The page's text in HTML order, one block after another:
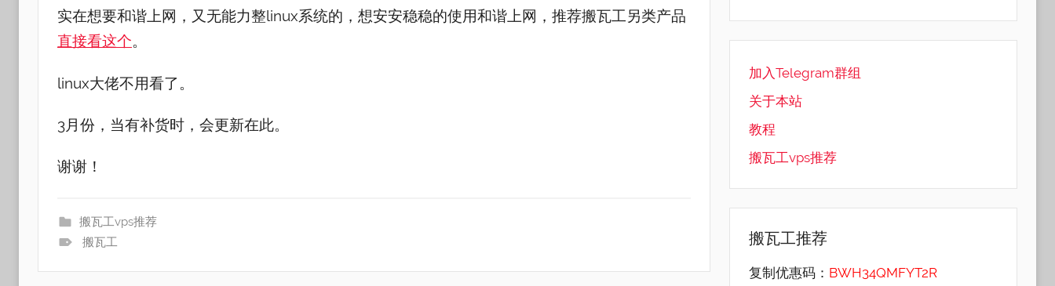
实在想要和谐上网，又无能力整linux系统的，想安安稳稳的使用和谐上网，推荐搬瓦工另类产品
直接看这个。
linux大佬不用看了。
3月份，当有补货时，会更新在此。
谢谢！
搬瓦工vps推荐
搬瓦工
加入Telegram群组
关于本站
教程
搬瓦工vps推荐
搬瓦工推荐
复制优惠码： BWH34QMFYT2R